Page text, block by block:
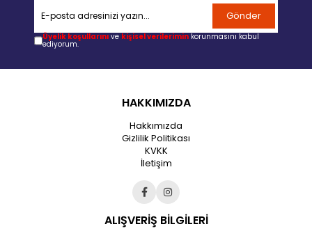
Gönder
Üyelik koşullarını ve kişisel verilerimin korunmasını kabul
ediyorum.
HAKKIMIZDA
Hakkımızda
Gizlilik Politikası
KVKK
İletişim
ALIŞVERİŞ BİLGİLERİ